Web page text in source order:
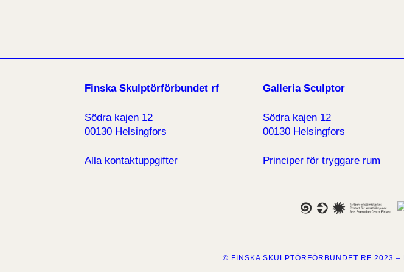
Finska Skulptörförbundet rf
Södra kajen 12
00130 Helsingfors
Alla kontaktuppgifter
Galleria Sculptor
Södra kajen 12
00130 Helsingfors
Principer för tryggare rum
© FINSKA SKULPTÖRFÖRBUNDET RF 2023 –